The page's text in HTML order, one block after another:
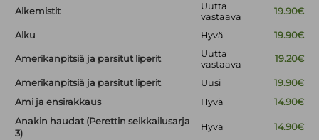
Alkemistit
Uutta
vastaava
19.90€
Alku Hyvä 19.90€
Amerikanpitsiä ja parsitut liperit
Uutta
vastaava
19.20€
Amerikanpitsiä ja parsitut liperit Uusi
19.90€
Ami ja ensirakkaus
Hyvä
14.90€
Anakin haudat (Perettin seikkailusarja
3)
Hyvä 14.90€